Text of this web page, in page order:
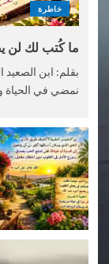
خاطرة
ما كُتب لك لن
بقلم: ابن الصعيد
نمضي في الحياة